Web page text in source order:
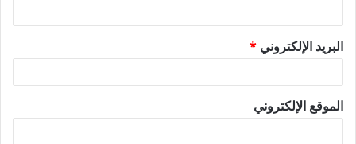
البريد الإلكتروني *
الموقع الإلكتروني